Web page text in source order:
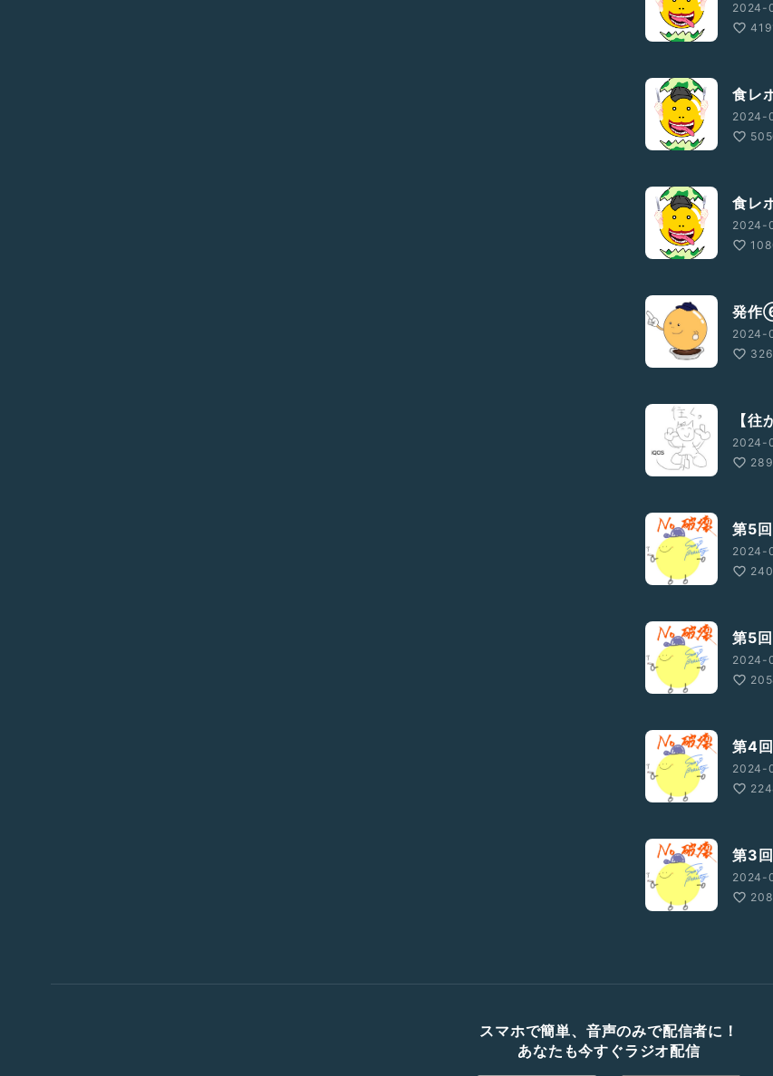
2024-
食レ
2024-
食レ
2024-
発
2024-
【
2024-
第5
2024-
第5
2024-
第4
2024-
第3
2024-
スマホで簡単、音声のみで配信者に！
あなたも今すぐラジオ配信